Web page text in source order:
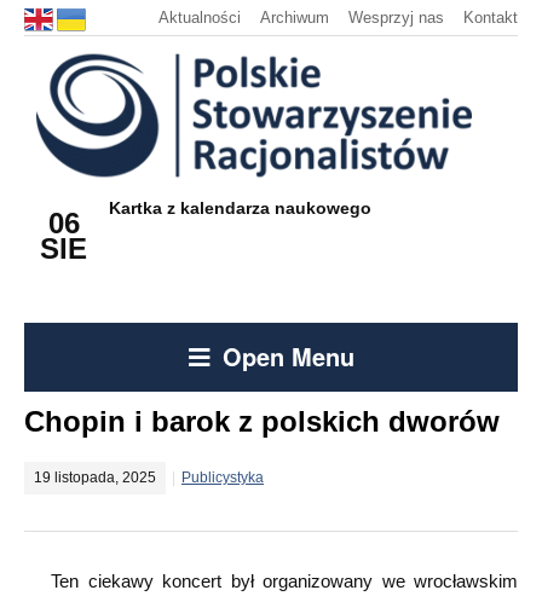
Aktualności Archiwum Wesprzyj nas Kontakt
06
SIE
Kartka z kalendarza naukowego
Open Menu
Chopin i barok z polskich dworów
19 listopada, 2025 Publicystyka
Ten ciekawy koncert był organizowany we wrocławskim